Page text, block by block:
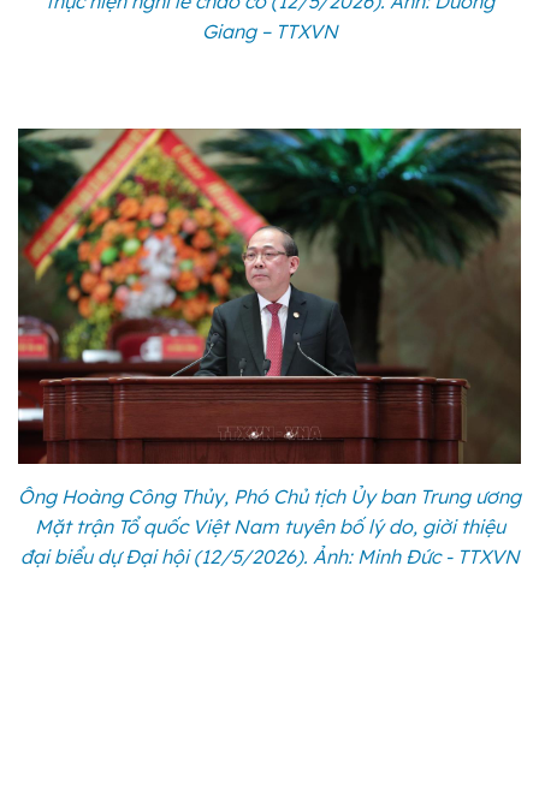
Giang – TTXVN
Ông Hoàng Công Thủy, Phó Chủ tịch Ủy ban Trung ương
Mặt trận Tổ quốc Việt Nam tuyên bố lý do, giời thiệu
đại biểu dự Đại hội (12/5/2026). Ảnh: Minh Đức - TTXVN